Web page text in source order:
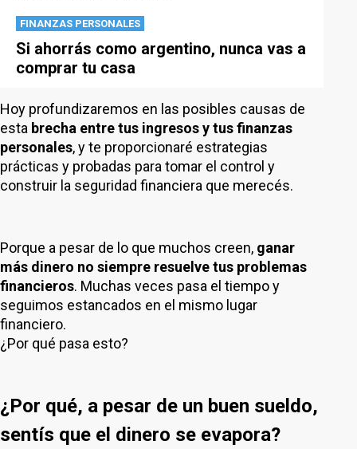
FINANZAS PERSONALES
Si ahorrás como argentino, nunca vas a
comprar tu casa
Hoy profundizaremos en las posibles causas de
esta brecha entre tus ingresos y tus finanzas
personales, y te proporcionaré estrategias
prácticas y probadas para tomar el control y
construir la seguridad financiera que merecés.
Porque a pesar de lo que muchos creen, ganar
más dinero no siempre resuelve tus problemas
financieros. Muchas veces pasa el tiempo y
seguimos estancados en el mismo lugar
financiero.
¿Por qué pasa esto?
¿Por qué, a pesar de un buen sueldo,
sentís que el dinero se evapora?